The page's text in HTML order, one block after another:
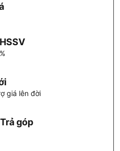
giá lên đời
góp